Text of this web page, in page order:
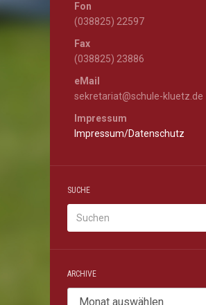
Fon
(038825) 22597
Fax
(038825) 23886
eMail
sekretariat@schule-kluetz.de
Impressum
Impressum/Datenschutz
SUCHE
ARCHIVE